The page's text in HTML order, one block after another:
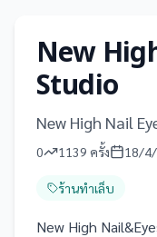
New
Studio
New High Nail
0 1139 ครั้ง 18/
ร้านทำเล็บ
New High